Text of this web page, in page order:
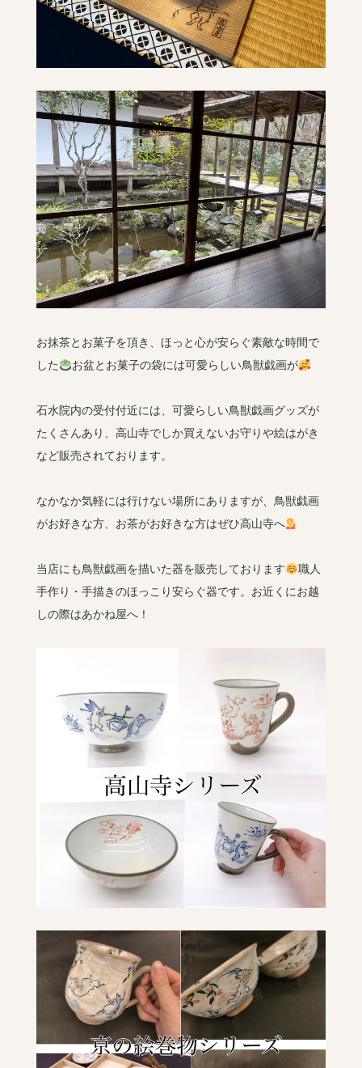
お抹茶とお菓子を頂き、ほっと心が安らぐ素敵な時間で
した
お盆とお菓子の袋には可愛らしい鳥獣戯画が
石水院内の受付付近には、可愛らしい鳥獣戯画グッズが
たくさんあり、高山寺でしか買えないお守りや絵はがき
など販売されております。
なかなか気軽には行けない場所にありますが、鳥獣戯画
がお好きな方、お茶がお好きな方はぜひ高山寺へ
当店にも鳥獣戯画を描いた器を販売しております
職人
手作り・手描きのほっこり安らぐ器です。お近くにお越
しの際はあかね屋へ！